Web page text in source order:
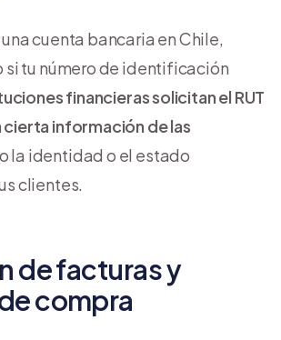
cuenta bancaria en Chile,
si tu número de identificación
financieras solicitan el RUT
información de las
la identidad o el estado
clientes.
de facturas y
compra